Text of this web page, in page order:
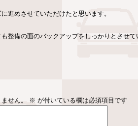
進めさせていただけたと思います。
整備の面のバックアップをしっかりとさせて
せん。
※ が付いている欄は必須項目です